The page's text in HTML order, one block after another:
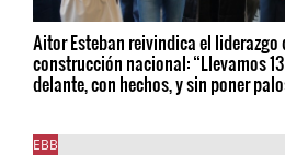
Aitor Esteban reivindica el liderazgo
construcción nacional: “Llevamos
delante, con hechos, y sin poner
EBB